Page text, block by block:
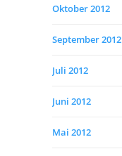
Oktober 2012
September 2012
Juli 2012
Juni 2012
Mai 2012